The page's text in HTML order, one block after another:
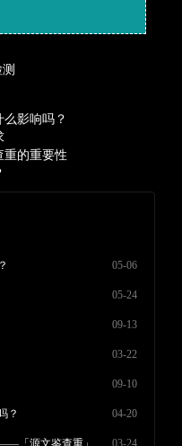
影响吗？
重的重要性
05-06
05-24
09-13
03-22
09-10
？ 04-20
「源文鉴查重」 03-24